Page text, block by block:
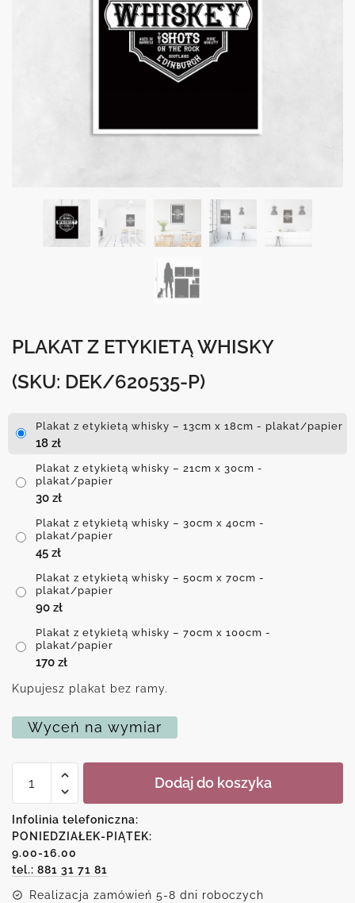
PLAKAT Z ETYKIETĄ WHISKY
(SKU: DEK/620535-P)
Plakat z etykietą whisky – 13cm x 18cm - plakat/papier
18 zł
Plakat z etykietą whisky – 21cm x 30cm -
plakat/papier
30 zł
Plakat z etykietą whisky – 30cm x 40cm -
plakat/papier
45 zł
Plakat z etykietą whisky – 50cm x 70cm -
plakat/papier
90 zł
Plakat z etykietą whisky – 70cm x 100cm -
plakat/papier
170 zł
Kupujesz plakat bez ramy.
Wyceń na wymiar
Plakat
whisky
Dodaj do koszyka
Infolinia telefoniczna:
PONIEDZIAŁEK-PIĄTEK:
9.00-16.00
tel.: 881 31 71 81
Realizacja zamówień 5-8 dni roboczych